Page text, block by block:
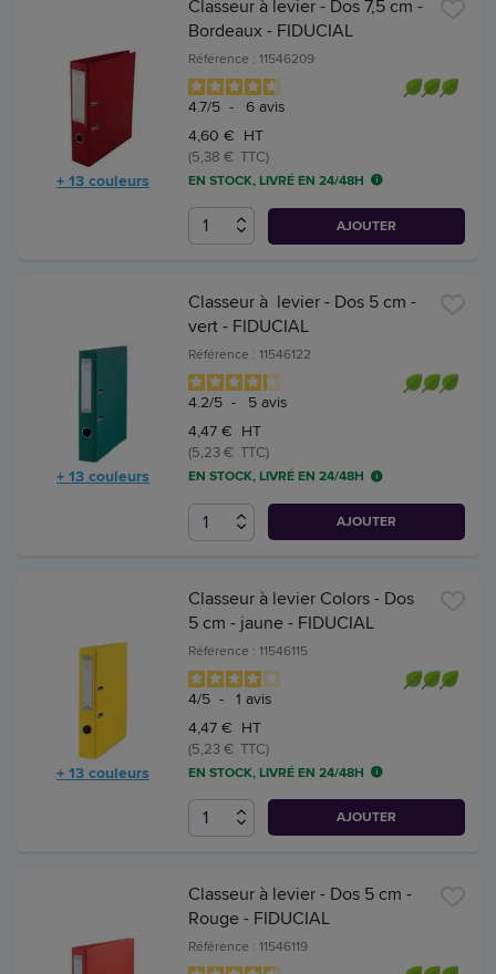
+ 13 couleurs
Classeur à levier - Dos 7,5 cm -
Bordeaux - FIDUCIAL
Référence : 11546209
4.7/5 - 6 avis
4,60 € HT
(5,38 € TTC)
EN STOCK, LIVRÉ EN 24/48H
AJOUTER
+ 13 couleurs
Classeur à levier - Dos 5 cm -
vert - FIDUCIAL
Référence : 11546122
4.2/5 - 5 avis
4,47 € HT
(5,23 € TTC)
EN STOCK, LIVRÉ EN 24/48H
AJOUTER
+ 13 couleurs
Classeur à levier Colors - Dos
5 cm - jaune - FIDUCIAL
Référence : 11546115
4/5 - 1 avis
4,47 € HT
(5,23 € TTC)
EN STOCK, LIVRÉ EN 24/48H
AJOUTER
Classeur à levier - Dos 5 cm -
Rouge - FIDUCIAL
Référence : 11546119